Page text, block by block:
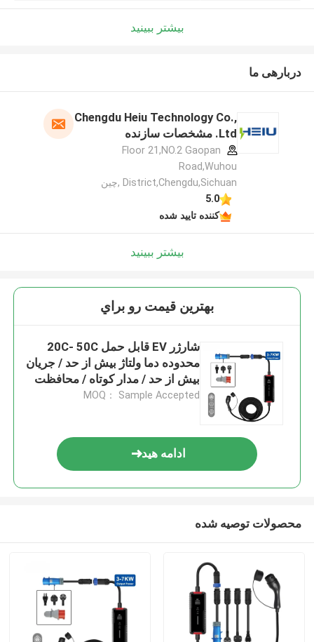
بیشتر ببینید
دربارهی ما
Chengdu Heiu Technology Co.,
Ltd. مشخصات سازنده
Floor 21,NO.2 Gaopan
Road,Wuhou
District,Chengdu,Sichuan ,چین
5.0
کننده تایید شده
بیشتر ببینید
بهترين قيمت رو براي
شارژر EV قابل حمل 20C- 50C
محدوده دما ولتاژ بیش از حد / جریان
بیش از حد / مدار کوتاه / محافظت
قطب معکوس
MOQ： Sample Accepted
ادامه هید
محصولات توصیه شده